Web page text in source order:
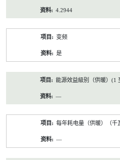
4.2944
变频
是
能源效益級別（供暖）(1
—
每年耗电量（供暖）（千
—